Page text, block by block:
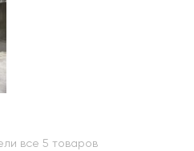
все 5 товаров